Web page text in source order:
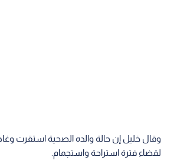
وقال خليل إن حالة والده الصحية استقرت
لقضاء فترة استراحة واستجمام.